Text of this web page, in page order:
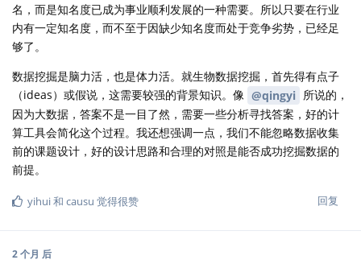
名，而是知名度已成为事业顺利发展的一种需要。所以只要在行业
内有一定知名度，而不至于因缺少知名度而处于竞争劣势，已经足
够了。
数据挖掘是脑力活，也是体力活。就生物数据挖掘，首先得有点子
（ideas）或假说，这需要较强的背景知识。像 @qingyi 所说的，
因为大数据，答案不是一目了然，需要一些分析寻找答案，好的计
算工具会简化这个过程。我还想强调一点，我们不能忽略数据收集
前的课题设计，好的设计思路和合理的对照是能否成功挖掘数据的
前提。
回复
yihui和 causu 觉得很赞
2 个月 后